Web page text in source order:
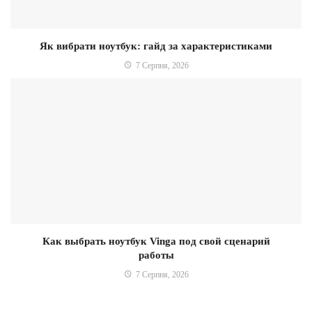
Як вибрати ноутбук: гайд за характеристиками
7 Серпня, 2026
Как выбрать ноутбук Vinga под свой сценарий
работы
7 Серпня, 2026